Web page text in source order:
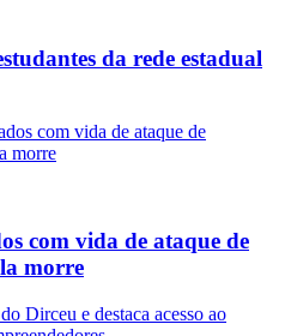
da rede estadual
com vida de ataque de
morre